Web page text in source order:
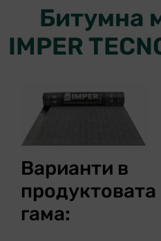
Битумна
IMPER
Варианти в
продуктовата
гама: